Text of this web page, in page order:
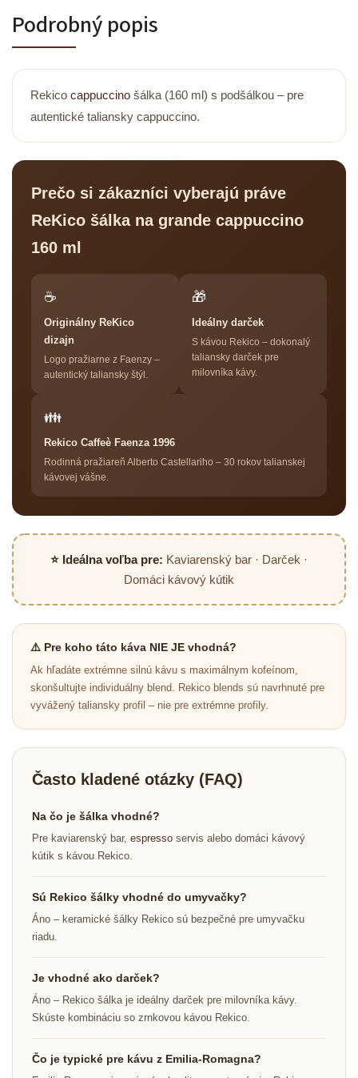
Podrobný popis
Rekico cappuccino šálka (160 ml) s podšálkou – pre
autentické taliansky cappuccino.
Prečo si zákazníci vyberajú práve
ReKico šálka na grande cappuccino
160 ml
☕
Originálny ReKico
dizajn
Logo pražiarne z Faenzy –
autentický taliansky štýl.
🎁
Ideálny darček
S kávou Rekico – dokonalý
taliansky darček pre
milovníka kávy.
👪
Rekico Caffeè Faenza 1996
Rodinná pražiareň Alberto Castellariho – 30 rokov talianskej
kávovej vášne.
⭐ Ideálna voľba pre: Kaviarenský bar · Darček ·
Domáci kávový kútik
⚠️ Pre koho táto káva NIE JE vhodná?
Ak hľadáte extrémne silnú kávu s maximálnym kofeínom,
skonšultujte individuálny blend. Rekico blends sú navrhnuté pre
vyvážený taliansky profil – nie pre extrémne profily.
Často kladené otázky (FAQ)
Na čo je šálka vhodné?
Pre kaviarenský bar, espresso servis alebo domáci kávový
kútik s kávou Rekico.
Sú Rekico šálky vhodné do umyvačky?
Áno – keramické šálky Rekico sú bezpečné pre umyvačku
riadu.
Je vhodné ako darček?
Áno – Rekico šálka je ideálny darček pre milovníka kávy.
Skúste kombináciu so zrnkovou kávou Rekico.
Čo je typické pre kávu z Emilia-Romagna?